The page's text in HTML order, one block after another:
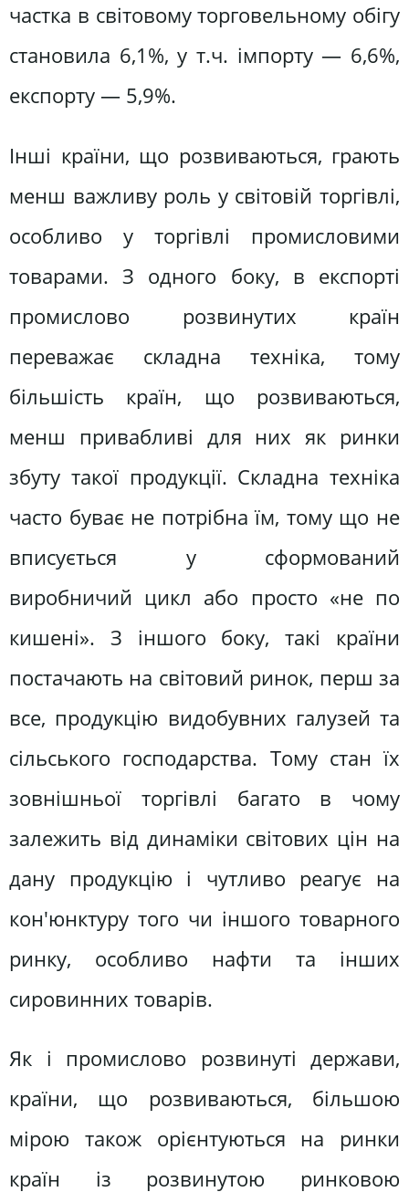
частка в світовому торговельному обігу
становила 6,1%, у т.ч. імпорту — 6,6%,
експорту — 5,9%.
Інші країни, що розвиваються, грають
менш важливу роль у світовій торгівлі,
особливо у торгівлі промисловими
товарами. З одного боку, в експорті
промислово розвинутих країн
переважає складна техніка, тому
більшість країн, що розвиваються,
менш привабливі для них як ринки
збуту такої продукції. Складна техніка
часто буває не потрібна їм, тому що не
вписується у сформований
виробничий цикл або просто «не по
кишені». З іншого боку, такі країни
постачають на світовий ринок, перш за
все, продукцію видобувних галузей та
сільського господарства. Тому стан їх
зовнішньої торгівлі багато в чому
залежить від динаміки світових цін на
дану продукцію і чутливо реагує на
кон'юнктуру того чи іншого товарного
ринку, особливо нафти та інших
сировинних товарів.
Як і промислово розвинуті держави,
країни, що розвиваються, більшою
мірою також орієнтуються на ринки
країн із розвинутою ринковою